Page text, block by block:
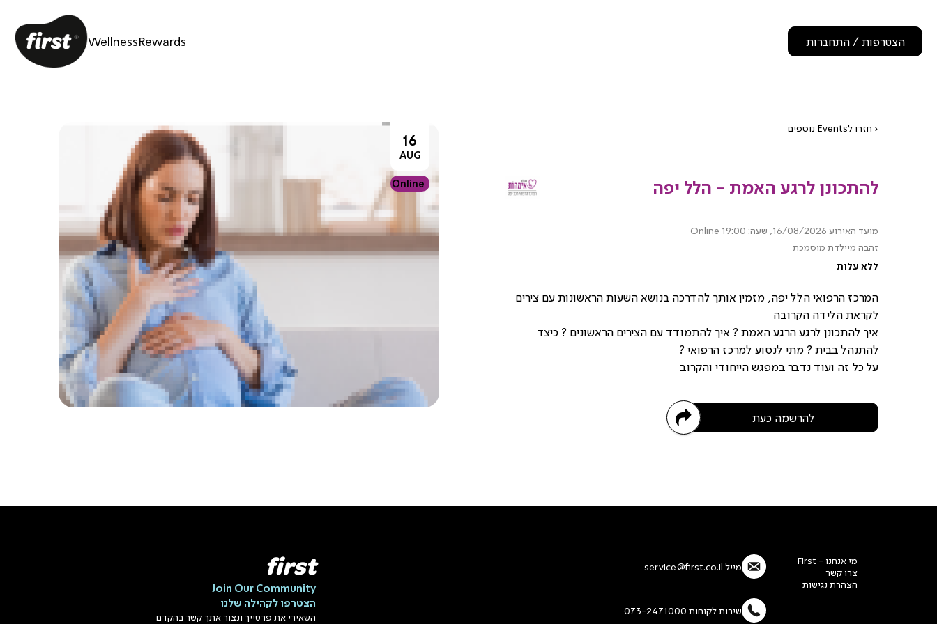
הצטרפות / התחברות Rewards
Wellness
‹ חזרו לEvents נוספים
להתכונן לרגע האמת - הלל יפה
מועד האירוע 16/08/2026, שעה: 19:00
Online
זהבה מיילדת מוסמכת
ללא עלות
המרכז הרפואי הלל יפה, מזמין אותך להדרכה בנושא השעות הראשונות עם צירים
לקראת הלידה הקרובה
איך להתכונן לרגע הרגע האמת ? איך להתמודד עם הצירים הראשונים ? כיצד
להתנהל בבית ? מתי לנסוע למרכז הרפואי ?
על כל זה ועוד נדבר במפגש הייחודי והקרוב
להרשמה כעת
16
AUG
Online
מי אנחנו - First
צרו קשר
הצהרת נגישות
מייל service@first.co.il
שירות לקוחות 073-2471000
first
Join Our Community
הצטרפו לקהילה שלנו
השאירי את פרטייך ונצור אתך קשר בהקדם